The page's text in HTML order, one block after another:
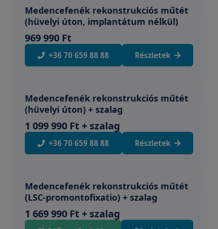
Medencefenék rekonstrukciós műtét
(hüvelyi úton, implantátum nélkül)
969 990 Ft
+36 70 659 88 88 Részletek
Medencefenék rekonstrukciós műtét
(hüvelyi úton) + szalag
1 099 990 Ft + szalag
+36 70 659 88 88 Részletek
Medencefenék rekonstrukciós műtét
(LSC-promontofixatio) + szalag
1 669 990 Ft + szalag